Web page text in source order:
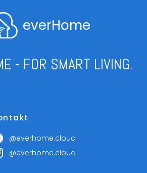
everHome
- FOR SMART LIVING.
@everhome.cloud
@everhome.cloud